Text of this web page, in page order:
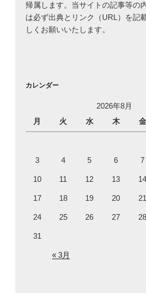
帰属します。当サイトの記事等の
は必ず出典とリンク（URL）を記
しくお願いいたします。
カレンダー
2026年8月
月
火 水 木 金
3 4 5 6 7
10 11 12 13 14
17 18 19 20 21
24 25 26 27 28
31
« 3月